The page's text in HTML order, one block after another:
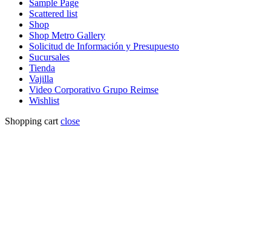
Sample Page
Scattered list
Shop
Shop Metro Gallery
Solicitud de Información y Presupuesto
Sucursales
Tienda
Vajilla
Video Corporativo Grupo Reimse
Wishlist
Shopping cart close